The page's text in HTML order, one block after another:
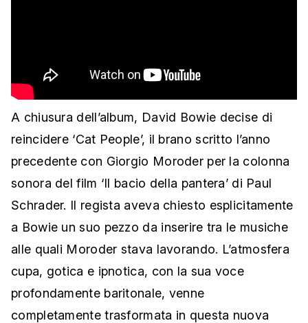
A chiusura dell’album, David Bowie decise di
reincidere ‘Cat People’, il brano scritto l’anno
precedente con Giorgio Moroder per la colonna
sonora del film ‘Il bacio della pantera’ di Paul
Schrader. Il regista aveva chiesto esplicitamente
a Bowie un suo pezzo da inserire tra le musiche
alle quali Moroder stava lavorando. L’atmosfera
cupa, gotica e ipnotica, con la sua voce
profondamente baritonale, venne
completamente trasformata in questa nuova